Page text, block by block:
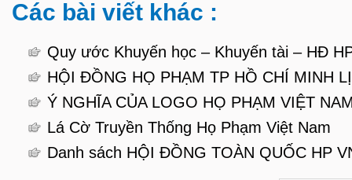
Các bài viết khác :
Quy ước Khuyến học – Khuyến tài – HĐ
HỘI ĐỒNG HỌ PHẠM TP HỒ CHÍ MINH
Ý NGHĨA CỦA LOGO HỌ PHẠM VIỆT
Lá Cờ Truyền Thống Họ Phạm Việt Nam
Danh sách HỘI ĐỒNG TOÀN QUỐC HP